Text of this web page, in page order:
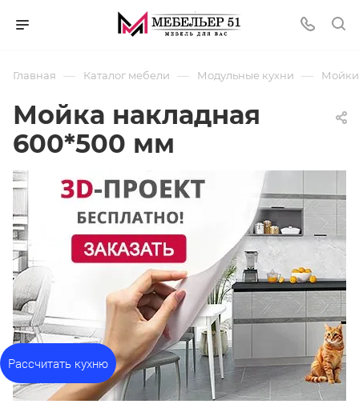
Главная — Каталог мебели — Модульные кухни — Мойки
Мойка накладная
600*500 мм
Рассчитать кухню